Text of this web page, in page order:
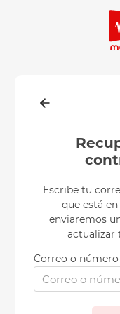
Escribe tu
que está
enviaremos
actualizar
Correo o